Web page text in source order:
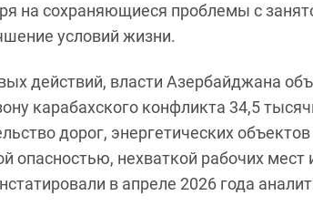
на сохраняющиеся проблемы с
условий жизни.
действий, власти Азербайджана
карабахского конфликта 34,5
дорог, энергетических объектов
опасностью, нехваткой рабочих мест
в апреле 2026 года